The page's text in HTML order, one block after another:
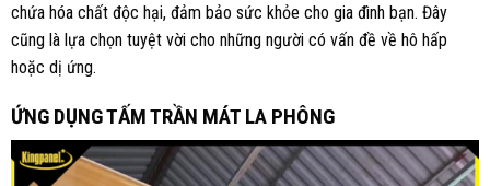
chứa hóa chất độc hại, đảm bảo sức khỏe cho gia đình bạn. Đây
cũng là lựa chọn tuyệt vời cho những người có vấn đề về hô hấp
hoặc dị ứng.
ỨNG DỤNG TẤM TRẦN MÁT LA PHÔNG